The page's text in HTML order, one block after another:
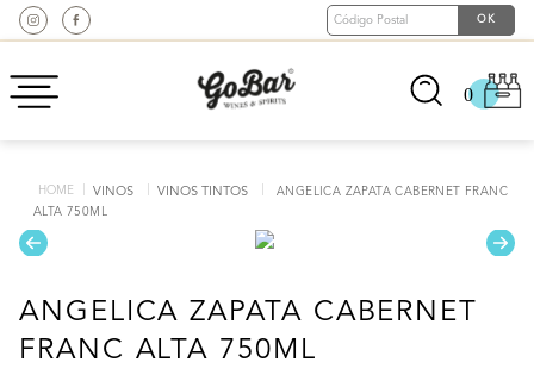
0
VINOS VINOS TINTOS
ANGELICA ZAPATA CABERNET FRANC
ALTA 750ML
ANGELICA ZAPATA CABERNET
FRANC ALTA 750ML